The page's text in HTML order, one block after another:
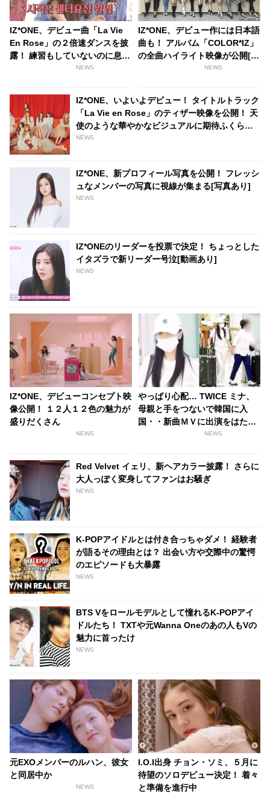
IZ*ONE、デビュー曲「La Vie
En Rose」の２倍速ダンスを披
露！ 練習もしていないのに息は
ピッタリ[動画あり]NEWS
IZ*ONE、デビュー作には日本語
曲も！ アルバム「COLOR*IZ」
の全曲ハイライト映像が公開[動
NEWS
IZ*ONE、いよいよデビュー！ タイトルトラック
「La Vie en Rose」のティザー映像を公開！ 天
使のような華やかなビジュアルに期待ふくらむ
[動画あり]
NEWS
IZ*ONE、新プロフィール写真を公開！ フレッシ
ュなメンバーの写真に視線が集まる[写真あり]
NEWS
IZ*ONEのリーダーを投票で決定！ ちょっとした
イタズラで新リーダー号泣[動画あり]
NEWS
IZ*ONE、デビューコンセプト映
像公開！ １２人１２色の魅力が
盛りだくさん
NEWS
やっぱり心配… TWICE ミナ、
母親と手をつないで韓国に入
国・・新曲ＭＶに出演をはたす
もファンからは体調を懸念する
NEWS
Red Velvet イェリ、新ヘアカラー披露！ さらに
大人っぽく変身してファンはお騒ぎ
NEWS
K-POPアイドルとは付き合っちゃダメ！ 経験者
が語るその理由とは？ 出会い方や交際中の驚愕
のエピソードも大暴露
NEWS
BTS Vをロールモデルとして憧れるK-POPアイ
ドルたち！ TXTや元Wanna Oneのあの人もVの
魅力に首ったけ
NEWS
元EXOメンバーのルハン、彼女
と同居中か
NEWS
I.O.I出身 チョン・ソミ、５月に
待望のソロデビュー決定！ 着々
と準備を進行中